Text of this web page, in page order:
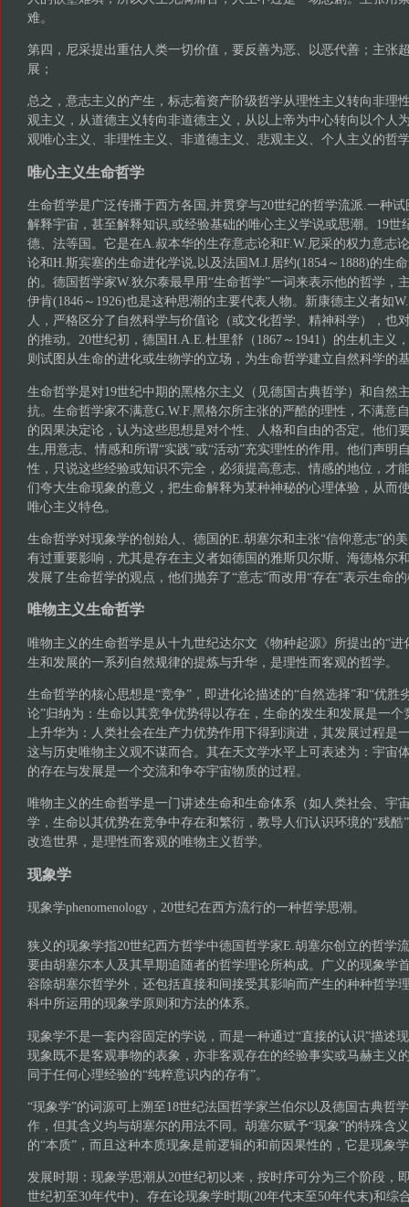
难。
第四，尼采提出重估人类一切价值，要反善为恶、以恶代善；主张
展；
总之，意志主义的产生，标志着资产阶级哲学从理性主义转向非理
观主义，从道德主义转向非道德主义，从以上帝为中心转向以个人
观唯心主义、非理性主义、非道德主义、悲观主义、个人主义的哲
唯心主义生命哲学
生命哲学是广泛传播于西方各国,并贯穿与20世纪的哲学流派.一种
解释宇宙，甚至解释知识,或经验基础的唯心主义学说或思潮。19世
德、法等国。它是在A.叔本华的生存意志论和F.W.尼采的权力意志
论和H.斯宾塞的生命进化学说,以及法国M.J.居约(1854～1888)的生
的。德国哲学家W.狄尔泰最早用“生命哲学”一词来表示他的哲学，
伊肯(1846～1926)也是这种思潮的主要代表人物。新康德主义者如
人，严格区分了自然科学与价值论（或文化哲学、精神科学），也
的推动。20世纪初，德国H.A.E.杜里舒（1867～1941）的生机主义
则试图从生命的进化或生物学的立场，为生命哲学建立自然科学的
生命哲学是对19世纪中期的黑格尔主义（见德国古典哲学）和自然
抗。生命哲学家不满意G.W.F.黑格尔所主张的严酷的理性，不满意
的因果决定论，认为这些思想是对个性、人格和自由的否定。他们
生,用意志、情感和所谓“实践”或“活动”充实理性的作用。他们声明
性，只说这些经验或知识不完全，必须提高意志、情感的地位，才
们夸大生命现象的意义，把生命解释为某种神秘的心理体验，从而
唯心主义特色。
生命哲学对现象学的创始人、德国的E.胡塞尔和主张“信仰意志”的
有过重要影响，尤其是存在主义者如德国的雅斯贝尔斯、海德格尔
发展了生命哲学的观点，他们抛弃了“意志”而改用“存在”表示生命
唯物主义生命哲学
唯物主义的生命哲学是从十九世纪达尔文《物种起源》所提出的“进
生和发展的一系列自然规律的提炼与升华，是理性而客观的哲学。
生命哲学的核心思想是“竞争”，即进化论描述的“自然选择”和“优胜
论”归纳为：生命以其竞争优势得以存在，生命的发生和发展是一
上升华为：人类社会在生产力优势作用下得到演进，其发展过程
这与历史唯物主义观不谋而合。其在天文学水平上可表述为：宇宙
的存在与发展是一个交流和争夺宇宙物质的过程。
唯物主义的生命哲学是一门讲述生命和生命体系（如人类社会、宇
学，生命以其优势在竞争中存在和繁衍，教导人们认识环境的“残酷
改造世界，是理性而客观的唯物主义哲学。
现象学
现象学phenomenology，20世纪在西方流行的一种哲学思潮。
狭义的现象学指20世纪西方哲学中德国哲学家E.胡塞尔创立的哲学
要由胡塞尔本人及其早期追随者的哲学理论所构成。广义的现象学
容除胡塞尔哲学外﹐还包括直接和间接受其影响而产生的种种哲学
科中所运用的现象学原则和方法的体系。
现象学不是一套内容固定的学说，而是一种通过“直接的认识”描述
现象既不是客观事物的表象，亦非客观存在的经验事实或马赫主义
同于任何心理经验的“纯粹意识内的存有”。
“现象学”的词源可上溯至18世纪法国哲学家兰伯尔以及德国古典哲
作，但其含义均与胡塞尔的用法不同。胡塞尔赋予“现象”的特殊含
的“本质”，而且这种本质现象是前逻辑的和前因果性的，它是现象
发展时期：现象学思潮从20世纪初以来，按时序可分为三个阶段，
世纪初至30年代中)、存在论现象学时期(20年代末至50年代末)和综